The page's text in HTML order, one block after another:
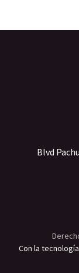
Blvd
Con la